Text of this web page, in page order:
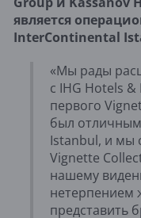
является
InterContinental
«Мы рады
с IHG Hotels
первого
был
Istanbul, и мы
Vignette
нашему
нетерпением
представить